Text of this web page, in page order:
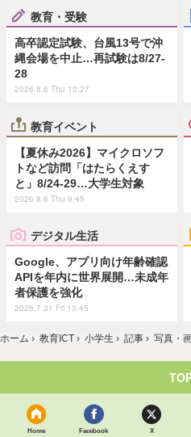
教育・受験
高卒認定試験、台風13号で沖
縄会場を中止…再試験は8/27-
28
2026.8.6 Thu 10:27
教育イベント
【夏休み2026】マイクロソフ
トなど訪問「はたらくえす
と」8/24-29…大学生対象
2026.8.6 Thu 9:45
デジタル生活
Google、アプリ向け年齢確認
APIを年内に世界展開…未成年
者保護を強化
2026.7.31 Fri 13:45
ホーム › 教育ICT › 小学生 › 記事 › 写真・
Home Facebook X